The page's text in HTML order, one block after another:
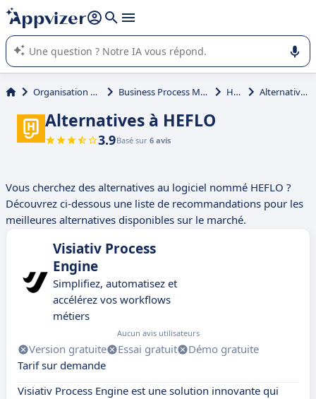
répondre (plusieurs lignes avec
L'IA de Appvizer vous guide dans l'utilisation ou la sélection de
logiciel SaaS en entreprise.
Organisation et planification Business Process Management (BPM) HEFLO Alternatives à HEFLO
Alternatives à HEFLO
3.9Basé sur 6 avis
Vous cherchez des alternatives au logiciel nommé HEFLO ?
Découvrez ci-dessous une liste de recommandations pour les
meilleures alternatives disponibles sur le marché.
Visiativ Process
Engine
Simplifiez, automatisez et
accélérez vos workflows
métiers
Aucun avis utilisateurs
Version gratuite Essai gratuit
Démo gratuite
Tarif sur demande
Visiativ Process Engine est une solution innovante qui